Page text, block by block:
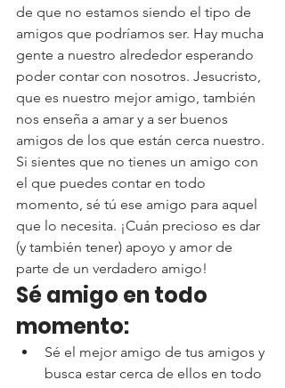
de que no estamos siendo el tipo de
amigos que podríamos ser. Hay mucha
gente a nuestro alrededor esperando
poder contar con nosotros. Jesucristo,
que es nuestro mejor amigo, también
nos enseña a amar y a ser buenos
amigos de los que están cerca nuestro.
Si sientes que no tienes un amigo con
el que puedes contar en todo
momento, sé tú ese amigo para aquel
que lo necesita. ¡Cuán precioso es dar
(y también tener) apoyo y amor de
parte de un verdadero amigo!
Sé amigo en todo
momento:
Sé el mejor amigo de tus amigos y
busca estar cerca de ellos en todo